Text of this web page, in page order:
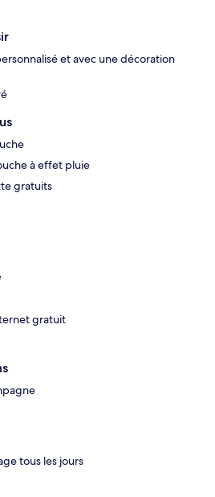
et avec une décoration
à effet pluie
gratuits
gratuit
tous les jours